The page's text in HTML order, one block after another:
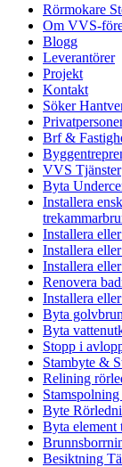
Rörmokare
Om VVS-
Blogg
Leverantörer
Projekt
Kontakt
Söker
Brf &
VVS Tjänster
Byta
Installera
Installera
Installera
Installera
Renovera
Installera
Byta
Byta
Stopp i
Stambyte &
Relining
Byte
Byta element
Besiktning